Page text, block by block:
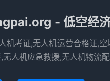
- 低空经
考证,无人机运营合格证,
人机应急救援,无人机物流